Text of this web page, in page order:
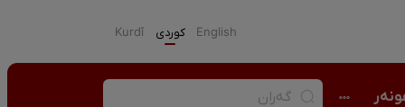
English كوردی Kurdî